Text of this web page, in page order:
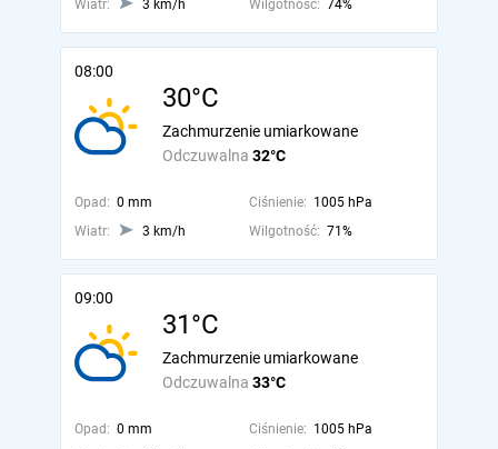
Wiatr: 3 km/h Wilgotność: 74%
08:00
30°C
Odczuwalna 32°C
Zachmurzenie umiarkowane
Opad: 0 mm Ciśnienie: 1005 hPa
Wiatr:
3 km/h Wilgotność: 71%
09:00
31°C
Odczuwalna 33°C
Zachmurzenie umiarkowane
Opad: 0 mm Ciśnienie: 1005 hPa